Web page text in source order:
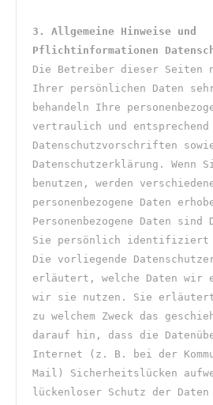
3. Allgemeine Hinweise und
Pflichtinformationen
Die Betreiber dieser Seiten
Ihrer persönlichen Daten
behandeln Ihre
vertraulich und
Datenschutzvorschriften
Datenschutzerklärung. Wenn
benutzen, werden
personenbezogene Daten
Personenbezogene Daten sind
Sie persönlich identifiziert
Die vorliegende
erläutert, welche Daten wir
wir sie nutzen. Sie erläutert
zu welchem Zweck das
darauf hin, dass die
Internet (z. B. bei der
Mail) Sicherheitslücken
lückenloser Schutz der